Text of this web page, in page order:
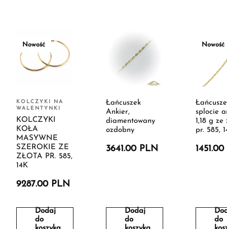
Nowość
KOLCZYKI NA
WALENTYNKI
KOLCZYKI
KOŁA
MASYWNE
SZEROKIE ZE
ZŁOTA PR. 585,
14K
9287.00 PLN
Dodaj
do
Łańcuszek
Ankier,
diamentowany
ozdobny
3641.00 PLN
Dodaj
do
Nowość
splocie
1,18 g ze
pr. 585,
do